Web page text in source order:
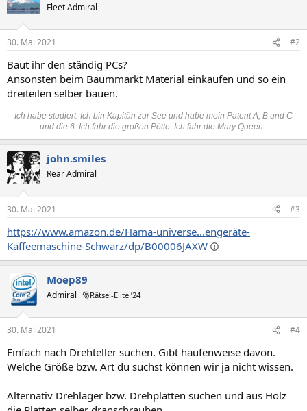
Fleet Admiral
30. Mai 2021 #2
Baut ihr den ständig PCs?
Ansonsten beim Baummarkt Material einkaufen und so ein
dreiteilen selber bauen.
Ich habe studiert. Ich bin Kapitän zur See und habe mein Patent A, B und C
und die 6. Ich fahr die großen Pötte. Ich fahr die Mary Queen.
john.smiles
Rear Admiral
30. Mai 2021 #3
https://www.amazon.de/Hama-universe...engeräte-
Kaffeemaschine-Schwarz/dp/B00006JAXW
Moep89
Admiral 🎅Rätsel-Elite ’24
30. Mai 2021 #4
Einfach nach Drehteller suchen. Gibt haufenweise davon.
Welche Größe bzw. Art du suchst können wir ja nicht wissen.
Alternativ Drehlager bzw. Drehplatten suchen und aus Holz